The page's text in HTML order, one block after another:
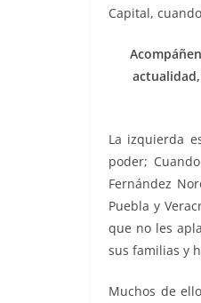
Capital,
actualidad,
La izquierda
poder;
Fernández
Puebla y
que no les
sus familias y
Muchos de